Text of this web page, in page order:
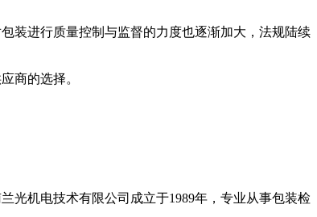
装进行质量控制与监督的力度也逐渐加大，法规陆续
商的选择。
光机电技术有限公司成立于1989年，专业从事包装检